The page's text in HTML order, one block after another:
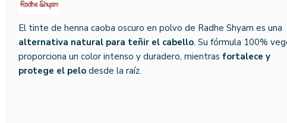
El tinte de henna caoba oscuro en polvo de Radhe Shyam es una
alternativa natural para teñir el cabello. Su fórmula 100%
proporciona un color intenso y duradero, mientras fortalece y
protege el pelo desde la raíz.